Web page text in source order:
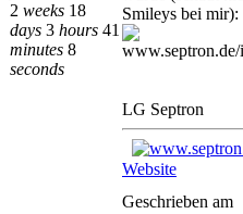
2 weeks 18
days 3 hours 41
minutes 8
seconds
Smileys bei mir):
LG Septron
Website
Geschrieben am